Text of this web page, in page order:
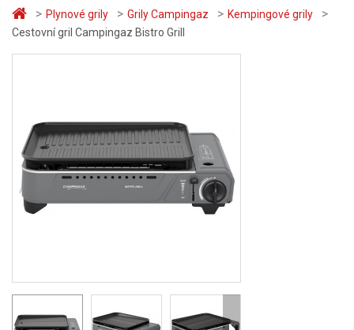
> Plynové grily > Grily Campingaz > Kempingové grily >
Cestovní gril Campingaz Bistro Grill